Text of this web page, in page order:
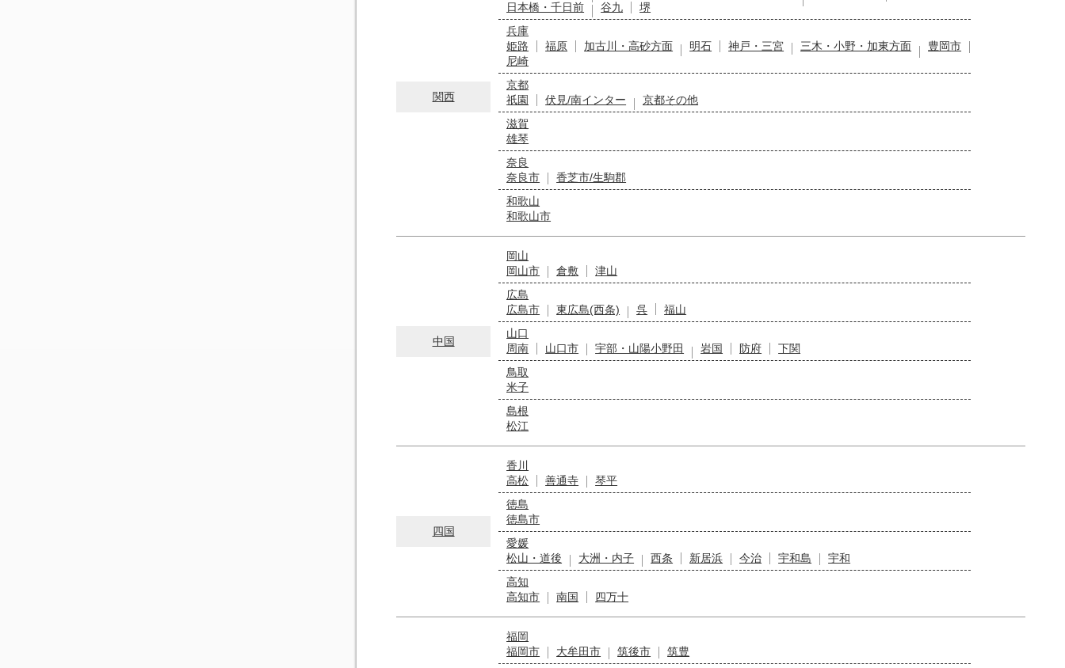
関西
日本橋・千日前
谷九
堺
兵庫
姫路
福原 加古川・高砂方面 明石 神戸・三宮 三木・小野・加東方面
豊岡市
尼崎
京都
祇園
伏見/南インター
京都その他
滋賀
雄琴
奈良
奈良市
香芝市/生駒郡
和歌山
和歌山市
中国
岡山
岡山市
倉敷
津山
広島
広島市
東広島(西条) 呉
福山
山口
周南
山口市 宇部・山陽小野田 岩国 防府
下関
鳥取
米子
島根
松江
四国
香川
高松
善通寺
琴平
徳島
徳島市
愛媛
松山・道後
大洲・内子 西条 新居浜 今治 宇和島
宇和
高知
高知市
南国 四万十
福岡
福岡市
大牟田市 筑後市
筑豊